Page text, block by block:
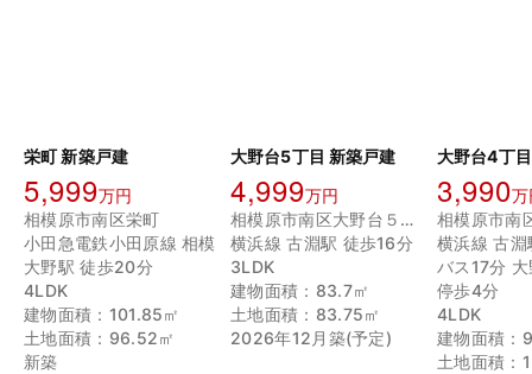
栄町 新築戸建
5,999万円
相模原市南区栄町
小田急電鉄小田原線 相模
大野駅 徒歩20分
4LDK
建物面積：101.85㎡
土地面積：96.52㎡
新築
大野台5丁目 新築戸建
4,999万円
相模原市南区大野台５丁目
横浜線 古淵駅 徒歩16分
3LDK
建物面積：83.7㎡
土地面積：83.75㎡
2026年12月築(予定)
3,990万
横浜線 古淵
バス17分
停歩4分
4LDK
建物面積：
土地面積：